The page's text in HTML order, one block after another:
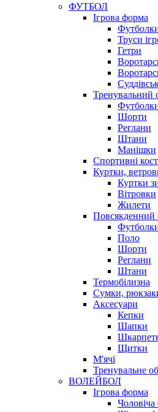
ФУТБОЛ
Ігрова форма
Футболки
Труси
Гетри
Тренувальний
Шорти
Реглани
Штани
Манішки
Спортивні
Куртки,
Куртки
Вітровки
Жилети
Повсякденний
Поло
Шорти
Реглани
Штани
Термобілизна
Сумки,
Аксесуари
Кепки
Шапки
Щитки
М'ячі
Тренувальне
ВОЛЕЙБОЛ
Ігрова форма